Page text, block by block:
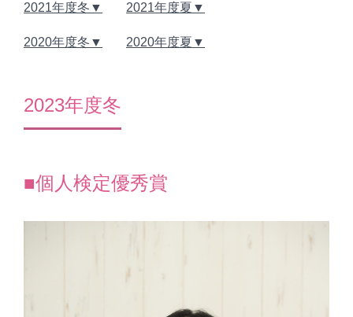
2021年度冬 2021年度夏
2020年度冬 2020年度夏
2023年度冬
■個人検定優秀賞